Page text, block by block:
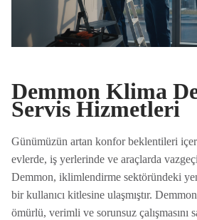
Demmon Klima
Servis Hizmetleri
Günümüzün artan konfor beklentileri
evlerde, iş yerlerinde ve araçlarda
Demmon, iklimlendirme sektöründeki
bir kullanıcı kitlesine ulaşmıştır.
ömürlü, verimli ve sorunsuz çalışmasını